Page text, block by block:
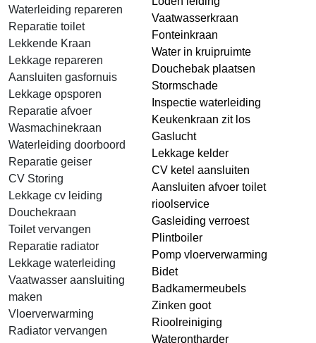
Waterleiding repareren
Reparatie toilet
Lekkende Kraan
Lekkage repareren
Aansluiten gasfornuis
Lekkage opsporen
Reparatie afvoer
Wasmachinekraan
Waterleiding doorboord
Reparatie geiser
CV Storing
Lekkage cv leiding
Douchekraan
Toilet vervangen
Reparatie radiator
Lekkage waterleiding
Vaatwasser aansluiting
maken
Vloerverwarming
Radiator vervangen
Vaatwasserkraan
Fonteinkraan
Water in kruipruimte
Douchebak plaatsen
Stormschade
Inspectie waterleiding
Keukenkraan zit los
Gaslucht
Lekkage kelder
CV ketel aansluiten
Aansluiten afvoer toilet
rioolservice
Gasleiding verroest
Plintboiler
Pomp vloerverwarming
Bidet
Badkamermeubels
Zinken goot
Rioolreiniging
Waterontharder